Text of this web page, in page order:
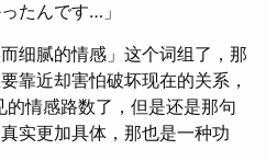
たんです…」
细腻的情感」这个词组了，那
靠近却害怕破坏现在的关系，
情感路数了，但是还是那句
实更加具体，那也是一种功